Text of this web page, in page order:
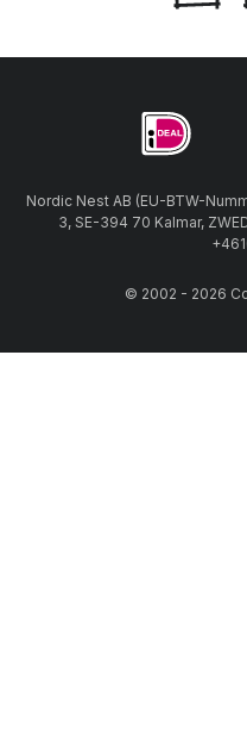
Nordic Nest AB (EU-BTW-
3, SE-394 70 Kalmar,
© 2002 - 2026